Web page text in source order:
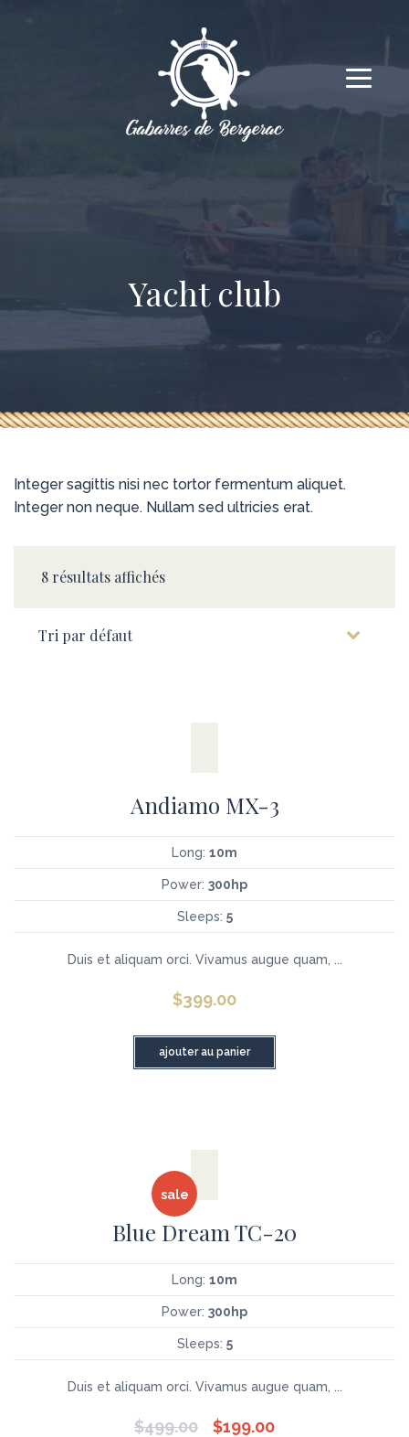
Yacht club
Integer sagittis nisi nec tortor fermentum aliquet.
Integer non neque. Nullam sed ultricies erat.
8 résultats affichés
Andiamo MX-3
Long: 10m
Power: 300hp
Sleeps: 5
Duis et aliquam orci. Vivamus augue quam, ...
$399.00
ajouter au panier
sale
Blue Dream TC-20
Long: 10m
Power: 300hp
Sleeps: 5
Duis et aliquam orci. Vivamus augue quam, ...
$499.00 $199.00